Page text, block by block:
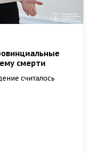
смерти
считалось